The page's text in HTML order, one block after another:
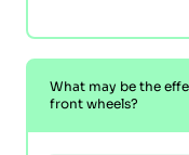
What may be the
front wheels?